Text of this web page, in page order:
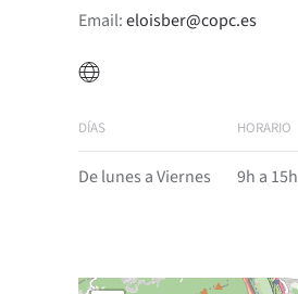
Email:eloisber@copc.es
DÍAS HORARIO
De lunes a Viernes 9h a 15h